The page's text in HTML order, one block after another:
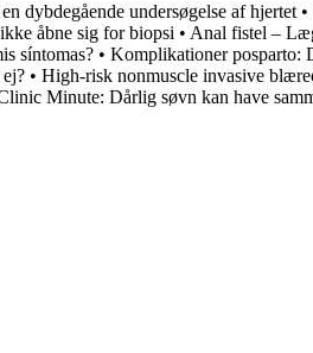
dybdegående undersøgelse af hjertet •
åbne sig for biopsi • Anal fistel –
síntomas? • Komplikationer posparto:
• High-risk nonmuscle invasive
Minute: Dårlig søvn kan have